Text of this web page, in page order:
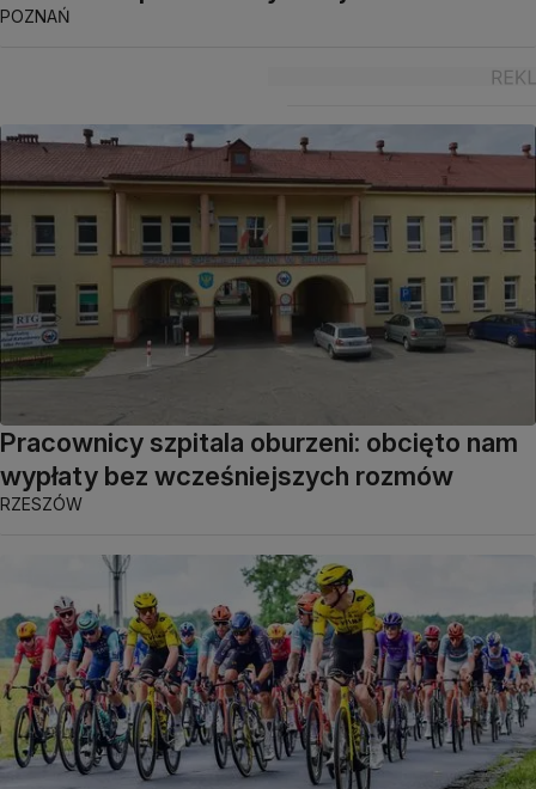
POZNAŃ
Pracownicy szpitala oburzeni: obcięto nam
wypłaty bez wcześniejszych rozmów
RZESZÓW